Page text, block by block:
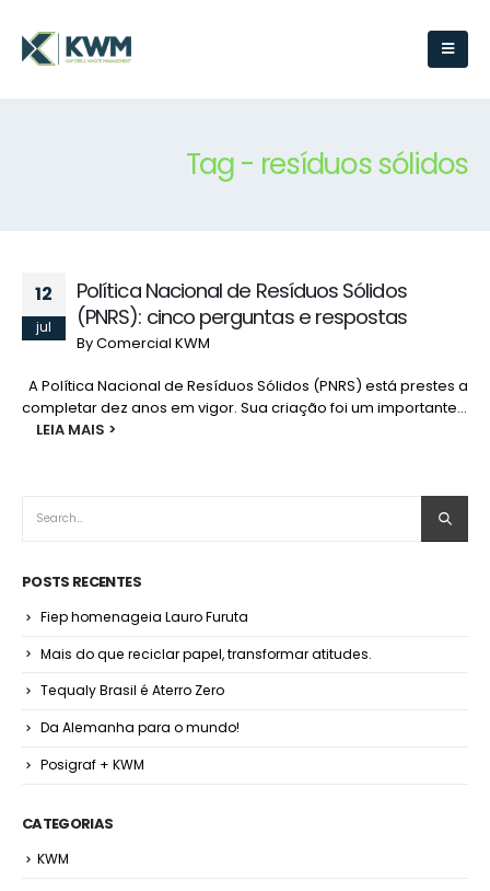
Tag - resíduos sólidos
12
jul
Política Nacional de Resíduos Sólidos
(PNRS): cinco perguntas e respostas
ByComercial KWM
A Política Nacional de Resíduos Sólidos (PNRS) está prestes a
completar dez anos em vigor. Sua criação foi um importante...
LEIA MAIS
POSTS RECENTES
Fiep homenageia Lauro Furuta
Mais do que reciclar papel, transformar atitudes.
Tequaly Brasil é Aterro Zero
Da Alemanha para o mundo!
Posigraf + KWM
CATEGORIAS
KWM